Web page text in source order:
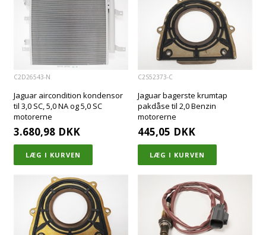
C2D26543-N
Jaguar aircondition kondensor
til 3,0 SC, 5,0 NA og 5,0 SC
motorerne
3.680,98 DKK
C2S52373-C
Jaguar bagerste krumtap
pakdåse til 2,0 Benzin
motorerne
445,05 DKK